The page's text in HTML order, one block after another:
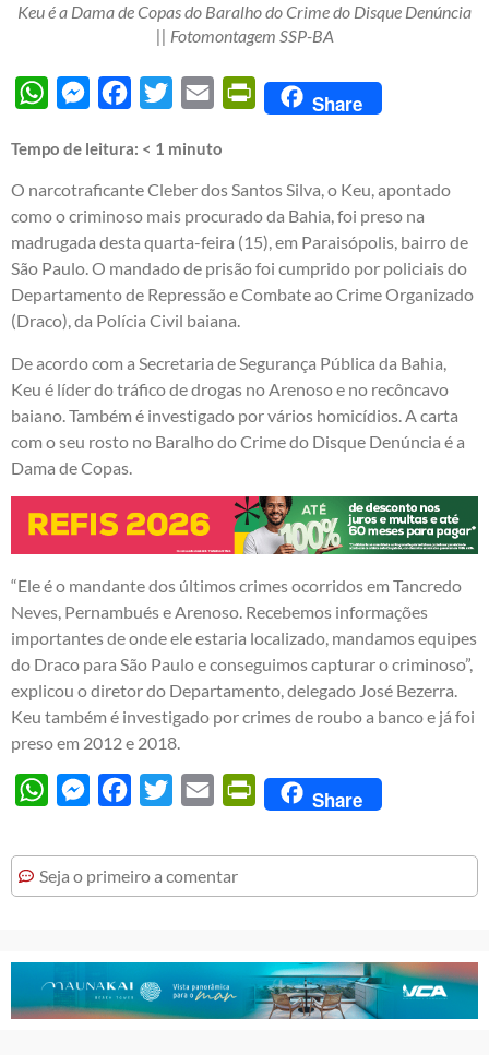
Keu é a Dama de Copas do Baralho do Crime do Disque Denúncia
|| Fotomontagem SSP-BA
WhatsAppMessengerFacebook
Twitter Email PrintFriendly
Share
Tempo de leitura: < 1 minuto
O narcotraficante Cleber dos Santos Silva, o Keu, apontado
como o criminoso mais procurado da Bahia, foi preso na
madrugada desta quarta-feira (15), em Paraisópolis, bairro de
São Paulo. O mandado de prisão foi cumprido por policiais do
Departamento de Repressão e Combate ao Crime Organizado
(Draco), da Polícia Civil baiana.
De acordo com a Secretaria de Segurança Pública da Bahia,
Keu é líder do tráfico de drogas no Arenoso e no recôncavo
baiano. Também é investigado por vários homicídios. A carta
com o seu rosto no Baralho do Crime do Disque Denúncia é a
Dama de Copas.
“Ele é o mandante dos últimos crimes ocorridos em Tancredo
Neves, Pernambués e Arenoso. Recebemos informações
importantes de onde ele estaria localizado, mandamos equipes
do Draco para São Paulo e conseguimos capturar o criminoso”,
explicou o diretor do Departamento, delegado José Bezerra.
Keu também é investigado por crimes de roubo a banco e já foi
preso em 2012 e 2018.
WhatsAppMessengerFacebook
Twitter Email PrintFriendly
Share
Seja o primeiro a comentar